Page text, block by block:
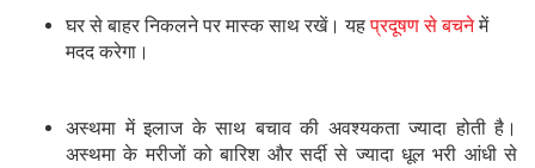
घर से बाहर निकलने पर मास्‍क साथ रखें। यहप्रदूषण से बचनेमें
मदद करेगा।
अस्‍थमा में इलाज के साथ बचाव की अवश्‍यकता ज्‍यादा होती है।
अस्‍थमा के मरीजों को बारिश और सर्दी से ज्‍यादा धूल भरी आंधी से